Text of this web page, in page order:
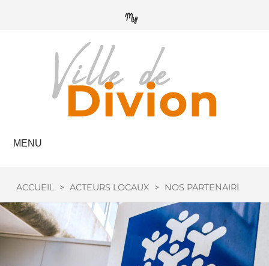
MENU
ACCUEIL > ACTEURS LOCAUX > NOS PARTENAIRES